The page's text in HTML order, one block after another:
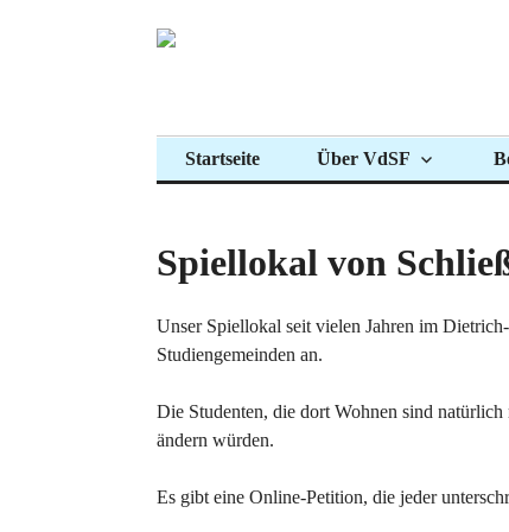
Inhalt
Startseite Über VdSF
Spiellokal von
Unser Spiellokal seit vielen Jahren im
Studiengemeinden an.
Die Studenten, die dort Wohnen sind
ändern würden.
Es gibt eine Online-Petition, die jeder